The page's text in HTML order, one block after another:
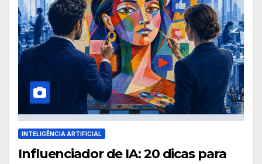
INTELIGÊNCIA ARTIFICIAL
Influenciador de IA: 20 dicas para